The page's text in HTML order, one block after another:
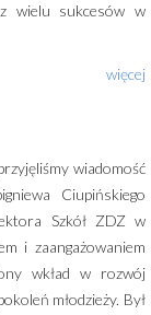
wielu sukcesów w
więcej
wiadomość
Ciupińskiego
Szkół ZDZ w
i zaangażowaniem
wkład w rozwój
młodzieży. Był